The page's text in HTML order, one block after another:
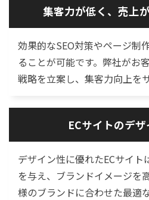
集客力が低く、売上
効果的なSEO対策やページ制
ることが可能です。弊社がお
戦略を立案し、集客力向上を
ECサイトのデ
デザイン性に優れたECサイ
を与え、ブランドイメージを
様のブランドに合わせた最適